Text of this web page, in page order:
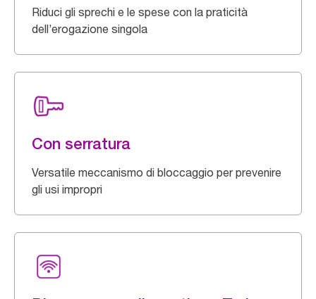
Riduci gli sprechi e le spese con la praticità
dell’erogazione singola
Con serratura
Versatile meccanismo di bloccaggio per prevenire
gli usi impropri